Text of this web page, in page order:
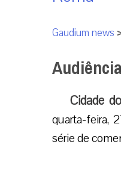
Gaudium news
Cidade
quarta-feira,
série de